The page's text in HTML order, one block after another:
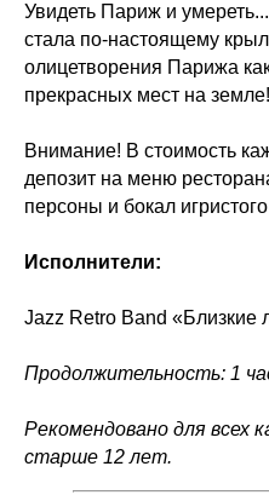
Увидеть Париж и
стала по-настоящему
олицетворения Парижа
прекрасных мест на земле!
Внимание! В стоимость
депозит на меню
персоны и бокал
Исполнители:
Jazz Retro Band «Близкие
Продолжительность: 1
Рекомендовано для всех
старше 12 лет.